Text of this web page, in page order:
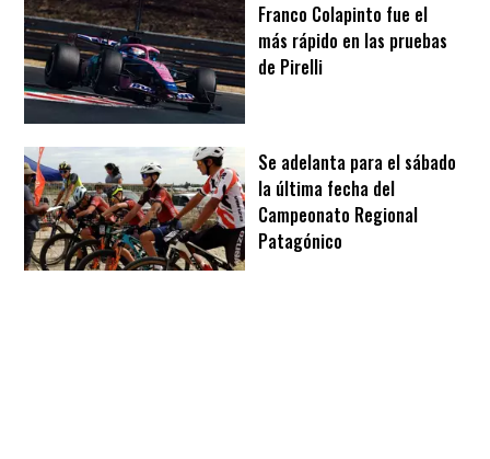
Franco Colapinto fue el
más rápido en las pruebas
de Pirelli
Se adelanta para el sábado
la última fecha del
Campeonato Regional
Patagónico